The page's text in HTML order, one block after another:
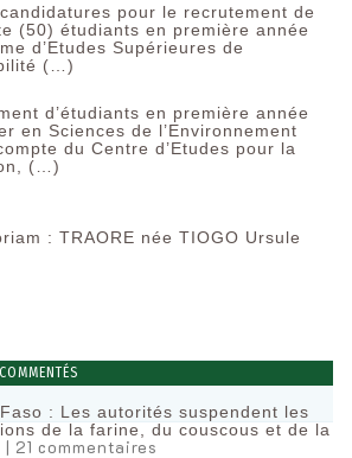
pour le recrutement de
(50) étudiants en première année
d’Etudes Supérieures de
(…)
d’étudiants en première année
en Sciences de l’Environnement
du Centre d’Etudes pour la
(…)
: TRAORE née TIOGO Ursule
: Les autorités suspendent les
de la farine, du couscous et de la
| 21 commentaires